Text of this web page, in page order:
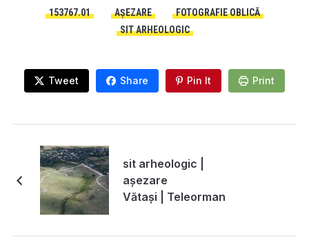
153767.01 AȘEZARE
FOTOGRAFIE OBLICĂ
SIT ARHEOLOGIC
Tweet Share Pin It Print
sit arheologic |
așezare
Vătași | Teleorman